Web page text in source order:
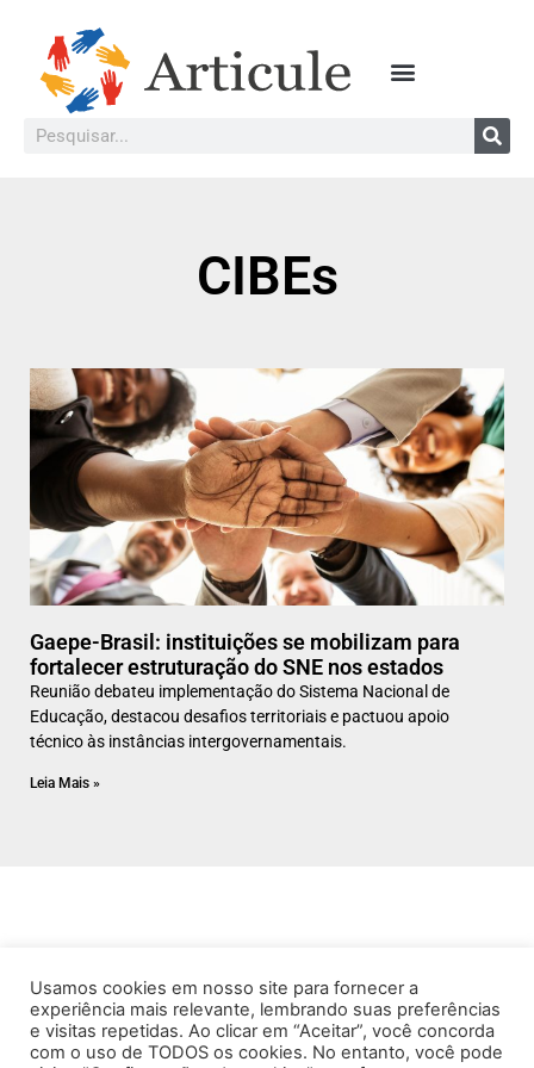
CIBEs
Gaepe-Brasil: instituições se mobilizam para
fortalecer estruturação do SNE nos estados
Reunião debateu implementação do Sistema Nacional de
Educação, destacou desafios territoriais e pactuou apoio
técnico às instâncias intergovernamentais.
Leia Mais »
Usamos cookies em nosso site para fornecer a
experiência mais relevante, lembrando suas preferências
e visitas repetidas. Ao clicar em “Aceitar”, você concorda
com o uso de TODOS os cookies. No entanto, você pode